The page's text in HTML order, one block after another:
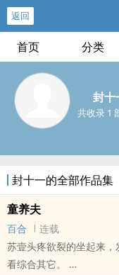
返回
首页 分类
封十
共收录 1
封十一的全部作品集
童养夫
百合
连载
苏壹头疼欲裂的坐起来
看综合其它。